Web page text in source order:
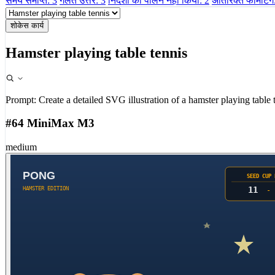
शोकेस कार्य
Hamster playing table tennis
Prompt: Create a detailed SVG illustration of a hamster playing table
#64 MiniMax M3
medium